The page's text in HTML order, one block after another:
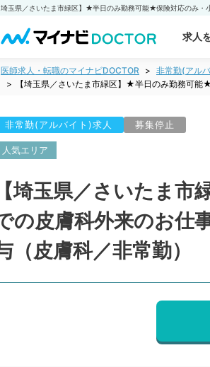
求人
医師求人・転職のマイナビDOCTOR 非常勤(アル
【埼玉県／さいたま市緑区】★半日のみ勤務可
非常勤(アルバイト)求人 募集停止
人気エリア
【埼玉県／さいたま
の皮膚科外来のお仕
（皮膚科／非常勤）